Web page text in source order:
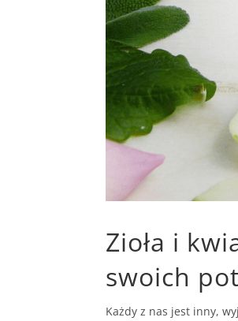
Zioła i
swoich
Każdy z nas jest inny,